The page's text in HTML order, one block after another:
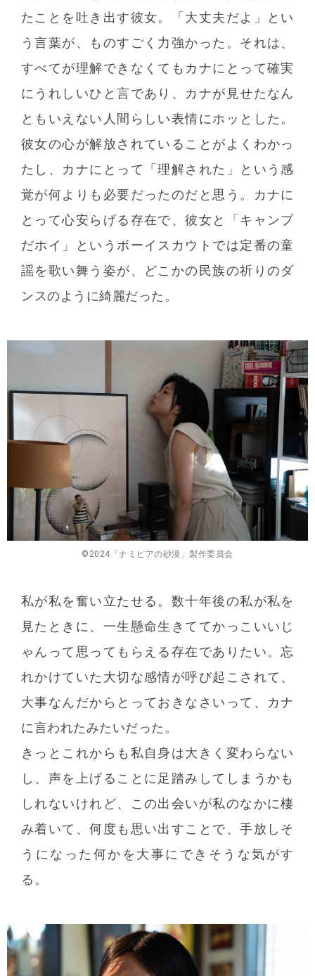
たことを吐き出す彼女。「大丈夫だよ」とい
う言葉が、ものすごく力強かった。それは、
すべてが理解できなくてもカナにとって確実
にうれしいひと言であり、カナが見せたなん
ともいえない人間らしい表情にホッとした。
彼女の心が解放されていることがよくわかっ
たし、カナにとって「理解された」という感
覚が何よりも必要だったのだと思う。カナに
とって心安らげる存在で、彼女と「キャンプ
だホイ」というボーイスカウトでは定番の童
謡を歌い舞う姿が、どこかの民族の祈りのダ
ンスのように綺麗だった。
©︎2024「ナミビアの砂漠」製作委員会
私が私を奮い立たせる。数十年後の私が私を
見たときに、一生懸命生きててかっこいいじ
ゃんって思ってもらえる存在でありたい。忘
れかけていた大切な感情が呼び起こされて、
大事なんだからとっておきなさいって、カナ
に言われたみたいだった。
きっとこれからも私自身は大きく変わらない
し、声を上げることに足踏みしてしまうかも
しれないけれど、この出会いが私のなかに棲
み着いて、何度も思い出すことで、手放しそ
うになった何かを大事にできそうな気がす
る。